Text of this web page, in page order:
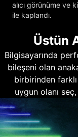
alıcı görünüme ve
ile kaplandı.
Üstün
Bilgisayarında
bileşeni olan
birbirinden
uygun olanı seç,